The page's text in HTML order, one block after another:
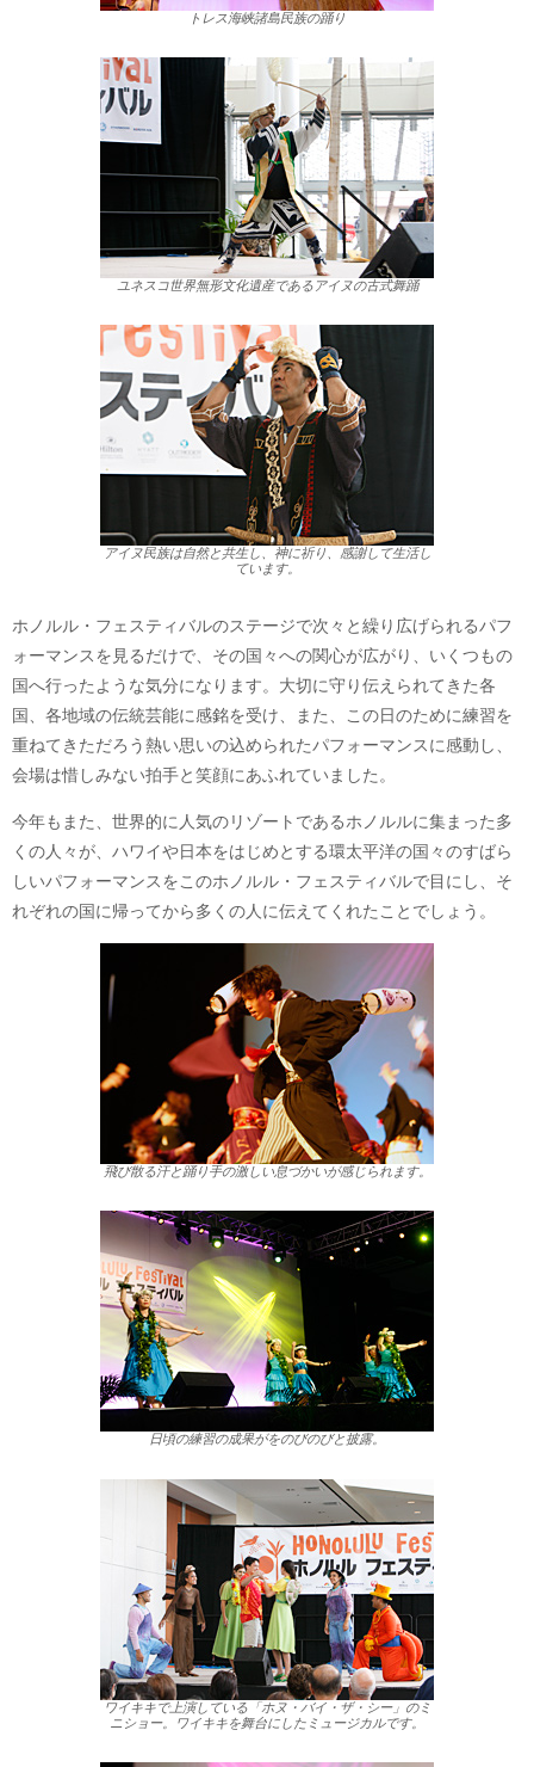
トレス海峡諸島民族の踊り
ユネスコ世界無形文化遺産であるアイヌの古式舞踊
アイヌ民族は自然と共生し、神に祈り、感謝して生活し
ています。
ホノルル・フェスティバルのステージで次々と繰り広げられるパフ
ォーマンスを見るだけで、その国々への関心が広がり、いくつもの
国へ行ったような気分になります。大切に守り伝えられてきた各
国、各地域の伝統芸能に感銘を受け、また、この日のために練習を
重ねてきただろう熱い思いの込められたパフォーマンスに感動し、
会場は惜しみない拍手と笑顔にあふれていました。
今年もまた、世界的に人気のリゾートであるホノルルに集まった多
くの人々が、ハワイや日本をはじめとする環太平洋の国々のすばら
しいパフォーマンスをこのホノルル・フェスティバルで目にし、そ
れぞれの国に帰ってから多くの人に伝えてくれたことでしょう。
飛び散る汗と踊り手の激しい息づかいが感じられます。
日頃の練習の成果がをのびのびと披露。
ワイキキで上演している「ホヌ・バイ・ザ・シー」のミ
ニショー。ワイキキを舞台にしたミュージカルです。